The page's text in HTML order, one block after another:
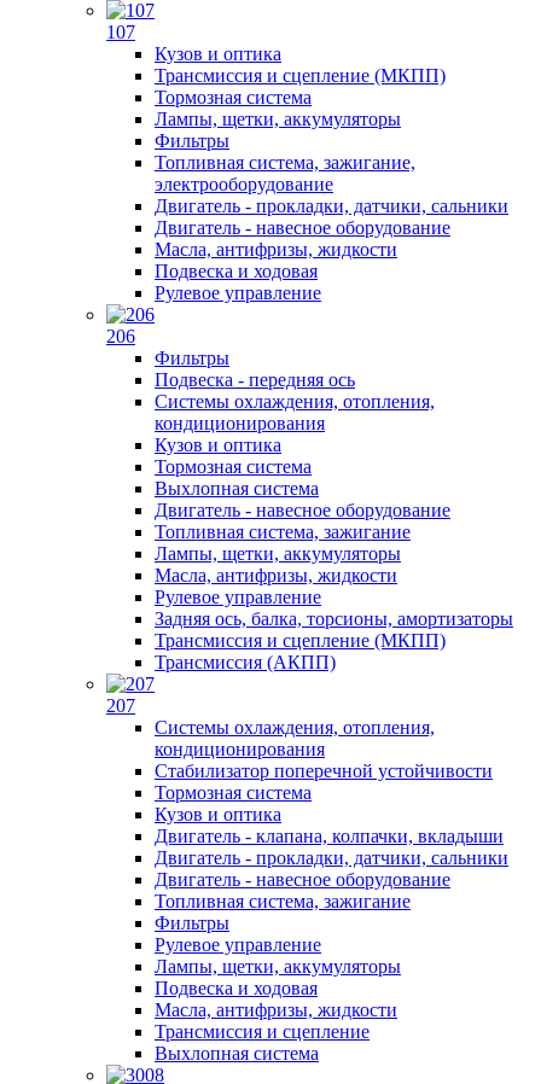
107
Кузов и оптика
Трансмиссия и сцепление (МКПП)
Тормозная система
Лампы, щетки, аккумуляторы
Фильтры
Топливная система, зажигание,
электрооборудование
Двигатель - прокладки, датчики, сальники
Двигатель - навесное оборудование
Масла, антифризы, жидкости
Подвеска и ходовая
Рулевое управление
206
Фильтры
Подвеска - передняя ось
Системы охлаждения, отопления,
кондиционирования
Кузов и оптика
Тормозная система
Выхлопная система
Двигатель - навесное оборудование
Топливная система, зажигание
Лампы, щетки, аккумуляторы
Масла, антифризы, жидкости
Рулевое управление
Задняя ось, балка, торсионы, амортизаторы
Трансмиссия и сцепление (МКПП)
Трансмиссия (АКПП)
207
Системы охлаждения, отопления,
кондиционирования
Стабилизатор поперечной устойчивости
Тормозная система
Кузов и оптика
Двигатель - клапана, колпачки, вкладыши
Двигатель - прокладки, датчики, сальники
Двигатель - навесное оборудование
Топливная система, зажигание
Фильтры
Рулевое управление
Лампы, щетки, аккумуляторы
Подвеска и ходовая
Масла, антифризы, жидкости
Трансмиссия и сцепление
Выхлопная система